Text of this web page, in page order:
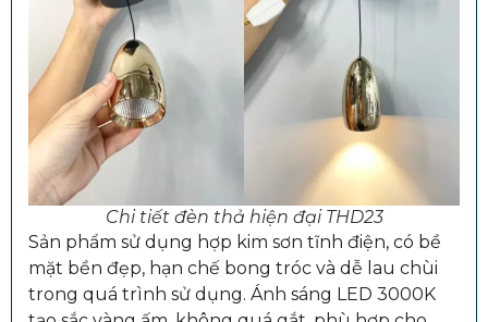
Chi tiết đèn thả hiện đại THD23
Sản phẩm sử dụng hợp kim sơn tĩnh điện, có bề
mặt bền đẹp, hạn chế bong tróc và dễ lau chùi
trong quá trình sử dụng. Ánh sáng LED 3000K